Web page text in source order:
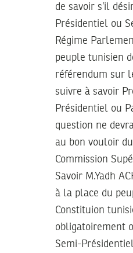
de savoir s’il
Présidentiel ou
Régime
peuple tunisien
référendum sur
suivre à savoir
Présidentiel ou
question ne
au bon vouloir
Commission
Savoir M.Yadh
à la place du
Constituion
obligatoirement
Semi-